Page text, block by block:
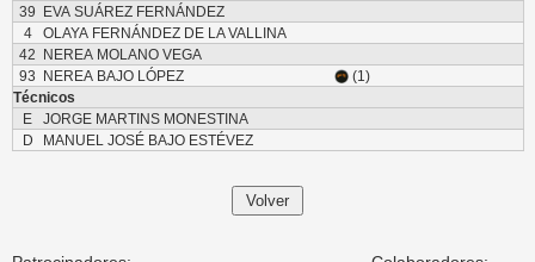
39
EVA SUÁREZ FERNÁNDEZ
4
OLAYA FERNÁNDEZ DE LA VALLINA
42
NEREA MOLANO VEGA
93
NEREA BAJO LÓPEZ
(1)
Técnicos
E
JORGE MARTINS MONESTINA
D
MANUEL JOSÉ BAJO ESTÉVEZ